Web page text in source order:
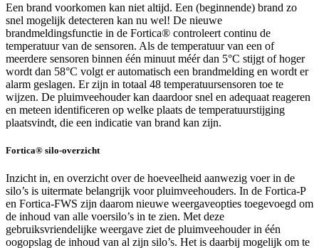
Een brand voorkomen kan niet altijd. Een (beginnende) brand zo
snel mogelijk detecteren kan nu wel! De nieuwe
brandmeldingsfunctie in de Fortica® controleert continu de
temperatuur van de sensoren. Als de temperatuur van een of
meerdere sensoren binnen één minuut méér dan 5°C stijgt of hoger
wordt dan 58°C volgt er automatisch een brandmelding en wordt er
alarm geslagen. Er zijn in totaal 48 temperatuursensoren toe te
wijzen. De pluimveehouder kan daardoor snel en adequaat reageren
en meteen identificeren op welke plaats de temperatuurstijging
plaatsvindt, die een indicatie van brand kan zijn.
Fortica® silo-overzicht
Inzicht in, en overzicht over de hoeveelheid aanwezig voer in de
silo’s is uitermate belangrijk voor pluimveehouders. In de Fortica-P
en Fortica-FWS zijn daarom nieuwe weergaveopties toegevoegd om
de inhoud van alle voersilo’s in te zien. Met deze
gebruiksvriendelijke weergave ziet de pluimveehouder in één
oogopslag de inhoud van al zijn silo’s. Het is daarbij mogelijk om te